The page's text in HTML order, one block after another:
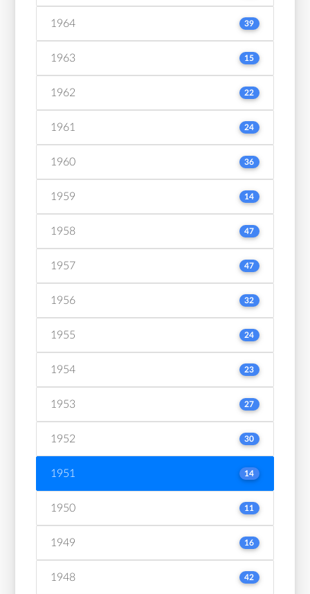
1964 39
1963 15
1962 22
1961 24
1960 36
1959 14
1958 47
1957 47
1956 32
1955 24
1954 23
1953 27
1952 30
1951 14
1950 11
1949 16
1948 42